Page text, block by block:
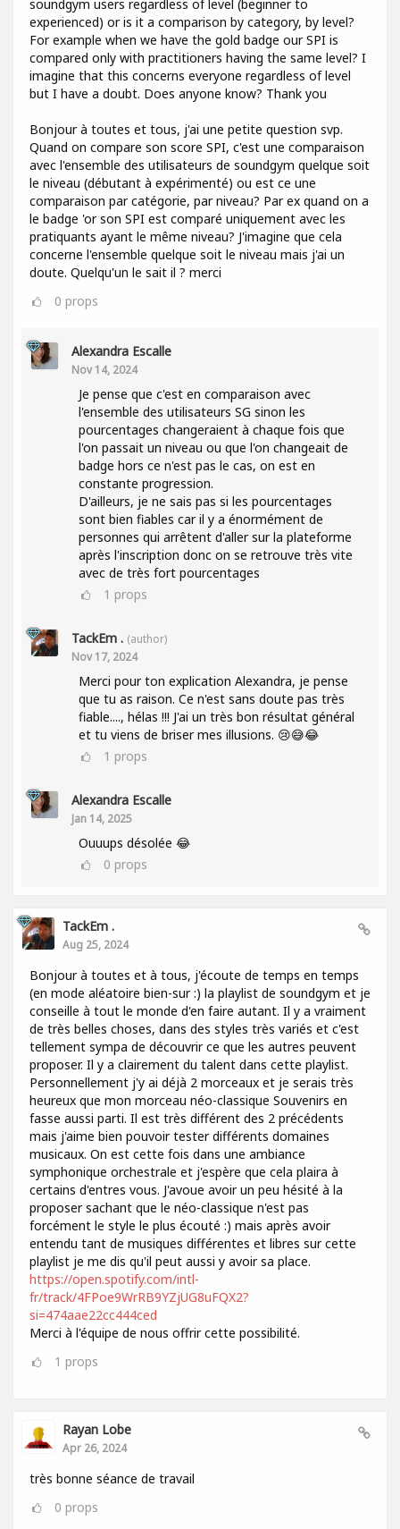
soundgym users regardless of level (beginner to
experienced) or is it a comparison by category, by level?
For example when we have the gold badge our SPI is
compared only with practitioners having the same level? I
imagine that this concerns everyone regardless of level
but I have a doubt. Does anyone know? Thank you
Bonjour à toutes et tous, j'ai une petite question svp.
Quand on compare son score SPI, c'est une comparaison
avec l'ensemble des utilisateurs de soundgym quelque soit
le niveau (débutant à expérimenté) ou est ce une
comparaison par catégorie, par niveau? Par ex quand on a
le badge 'or son SPI est comparé uniquement avec les
pratiquants ayant le même niveau? J'imagine que cela
concerne l'ensemble quelque soit le niveau mais j'ai un
doute. Quelqu'un le sait il ? merci
0 props
Alexandra Escalle
Nov 14, 2024
Je pense que c'est en comparaison avec
l'ensemble des utilisateurs SG sinon les
pourcentages changeraient à chaque fois que
l'on passait un niveau ou que l'on changeait de
badge hors ce n'est pas le cas, on est en
constante progression.
D'ailleurs, je ne sais pas si les pourcentages
sont bien fiables car il y a énormément de
personnes qui arrêtent d'aller sur la plateforme
après l'inscription donc on se retrouve très vite
avec de très fort pourcentages
1 props
TackEm . (author)
Nov 17, 2024
Merci pour ton explication Alexandra, je pense
que tu as raison. Ce n'est sans doute pas très
fiable...., hélas !!! J'ai un très bon résultat général
et tu viens de briser mes illusions. 😢😅😂
1 props
Alexandra Escalle
Jan 14, 2025
Ouuups désolée 😂
0 props
TackEm .
Aug 25, 2024
Bonjour à toutes et à tous, j'écoute de temps en temps
(en mode aléatoire bien-sur :) la playlist de soundgym et je
conseille à tout le monde d'en faire autant. Il y a vraiment
de très belles choses, dans des styles très variés et c'est
tellement sympa de découvrir ce que les autres peuvent
proposer. Il y a clairement du talent dans cette playlist.
Personnellement j'y ai déjà 2 morceaux et je serais très
heureux que mon morceau néo-classique Souvenirs en
fasse aussi parti. Il est très différent des 2 précédents
mais j'aime bien pouvoir tester différents domaines
musicaux. On est cette fois dans une ambiance
symphonique orchestrale et j'espère que cela plaira à
certains d'entres vous. J'avoue avoir un peu hésité à la
proposer sachant que le néo-classique n'est pas
forcément le style le plus écouté :) mais après avoir
entendu tant de musiques différentes et libres sur cette
playlist je me dis qu'il peut aussi y avoir sa place.
https://open.spotify.com/intl-
fr/track/4FPoe9WrRB9YZjUG8uFQX2?
si=474aae22cc444ced
Merci à l'équipe de nous offrir cette possibilité.
1 props
Rayan Lobe
Apr 26, 2024
très bonne séance de travail
0 props